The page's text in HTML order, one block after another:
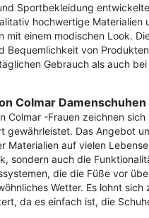
Sportbekleidung
hochwertige Materialien
mit einem modischen Look.
Bequemlichkeit von
Gebrauch als auch
Colmar Damenschuhen
Colmar -Frauen zeichnen
gewährleistet. Das Angebot
Materialien auf vielen
sondern auch die
die die Füße vor
Wetter. Es lohnt
da es einfach ist, die